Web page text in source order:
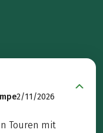
2/11/2026
Touren mit